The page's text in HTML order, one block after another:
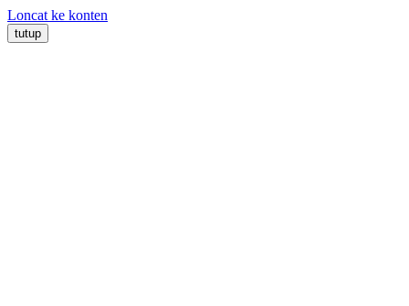
Loncat ke konten
tutup